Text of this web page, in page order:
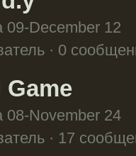
09-December 12
· 0
Game
08-November 24
· 17